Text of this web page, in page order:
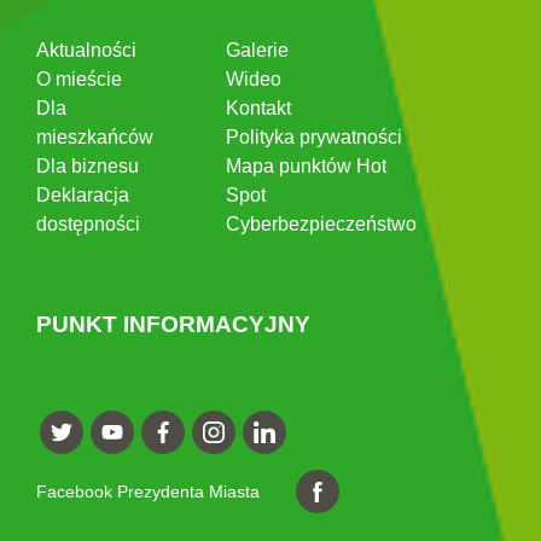
Aktualności
O mieście
Dla
mieszkańców
Dla biznesu
Deklaracja
dostępności
Galerie
Wideo
Kontakt
Polityka prywatności
Mapa punktów Hot
Spot
Cyberbezpieczeństwo
PUNKT INFORMACYJNY
Facebook Prezydenta Miasta